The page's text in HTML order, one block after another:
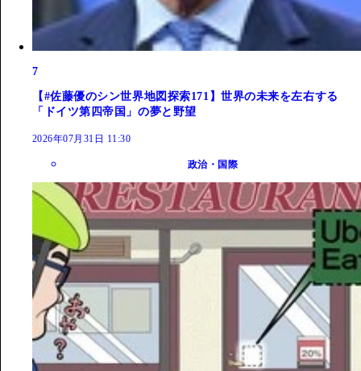
7
【#佐藤優のシン世界地図探索171】世界の未来を左右する
「ドイツ第四帝国」の夢と野望
2026年07月31日 11:30
政治・国際